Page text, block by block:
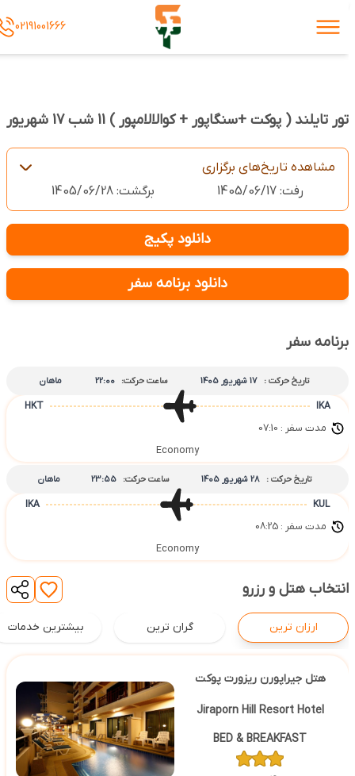
02191001666
تور تایلند ( پوکت +سنگاپور + کوالالامپور ) 11 شب 17 شهریور
مشاهده تاریخ‌های برگزاری
رفت: 1405/06/17
برگشت: 1405/06/28
دانلود پکیج
دانلود برنامه سفر
برنامه سفر
تاریخ حرکت : 17 شهریور 1405 ساعت حرکت: 22:00 ماهان
IKA
HKT
مدت سفر : 07:10
Economy
تاریخ حرکت : 28 شهریور 1405 ساعت حرکت: 23:55 ماهان
KUL
IKA
مدت سفر : 08:25
Economy
انتخاب هتل و رزرو
ارزان ترین گران ترین بیشترین خدمات
هتل جیراپورن ریزورت پوکت
Jiraporn Hill Resort Hotel
BED & BREAKFAST